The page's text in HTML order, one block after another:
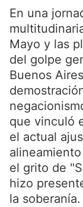
En una
Mayo y las
del golpe
Buenos
que vinculó
el actual
el grito de
hizo
la soberanía.